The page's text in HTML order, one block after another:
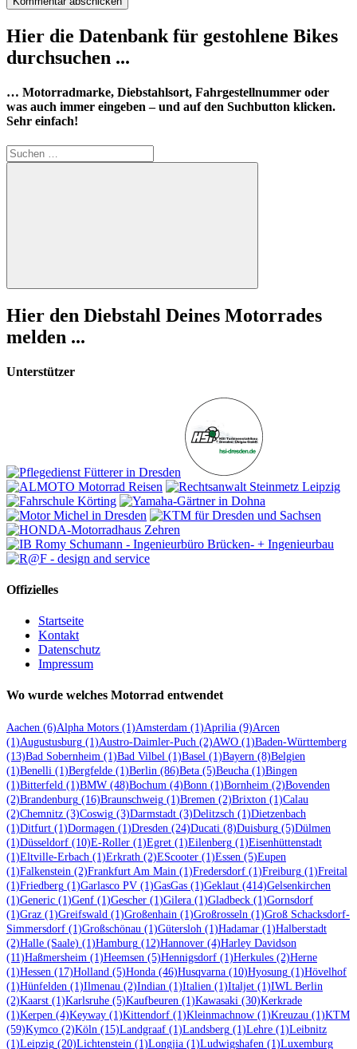
Hier die Datenbank für gestohlene Bikes
durchsuchen ...
… Motorradmarke, Diebstahlsort, Fahrgestellnummer oder
was auch immer eingeben – und auf den Suchbutton klicken.
Sehr einfach!
Suchen
nach:
Suchen
Hier den Diebstahl Deines Motorrades
melden ...
Unterstützer
Offizielles
Startseite
Kontakt
Datenschutz
Impressum
Wo wurde welches Motorrad entwendet
Aachen (6)Alpha Motors (1)Amsterdam (1)Aprilia (9)Arcen
(1)Augustusburg (1)Austro-Daimler-Puch (2)AWO (1)Baden-Württemberg
(13)Bad Sobernheim (1)Bad Vilbel (1)Basel (1)Bayern (8)Belgien
(1)Benelli (1)Bergfelde (1)Berlin (86)Beta (5)Beucha (1)Bingen
(1)Bitterfeld (1)BMW (48)Bochum (4)Bonn (1)Bornheim (2)Bovenden
(2)Brandenburg (16)Braunschweig (1)Bremen (2)Brixton (1)Calau
(2)Chemnitz (3)Coswig (3)Darmstadt (3)Delitzsch (1)Dietzenbach
(1)Ditfurt (1)Dormagen (1)Dresden (24)Ducati (8)Duisburg (5)Dülmen
(1)Düsseldorf (10)E-Roller (1)Egret (1)Eilenberg (1)Eisenhüttenstadt
(1)Eltville-Erbach (1)Erkrath (2)EScooter (1)Essen (5)Eupen
(1)Falkenstein (2)Frankfurt Am Main (1)Fredersdorf (1)Freiburg (1)Freital
(1)Friedberg (1)Garlasco PV (1)GasGas (1)Geklaut (414)Gelsenkirchen
(1)Generic (1)Genf (1)Gescher (1)Gilera (1)Gladbeck (1)Gornsdorf
(1)Graz (1)Greifswald (1)Großenhain (1)Großrosseln (1)Groß Schacksdorf-
Simmersdorf (1)Großschönau (1)Gütersloh (1)Hadamar (1)Halberstadt
(2)Halle (Saale) (1)Hamburg (12)Hannover (4)Harley Davidson
(11)Haßmersheim (1)Heemsen (5)Hennigsdorf (1)Herkules (2)Herne
(1)Hessen (17)Holland (5)Honda (46)Husqvarna (10)Hyosung (1)Hövelhof
(1)Hünfelden (1)Ilmenau (2)Indian (1)Italien (1)Italjet (1)IWL Berlin
(2)Kaarst (1)Karlsruhe (5)Kaufbeuren (1)Kawasaki (30)Kerkrade
(1)Kerpen (4)Keyway (1)Kittendorf (1)Kleinmachnow (1)Kreuzau (1)KTM
(59)Kymco (2)Köln (15)Landgraaf (1)Landsberg (1)Lehre (1)Leibnitz
(1)Leipzig (20)Lichtenstein (1)Longjia (1)Ludwigshafen (1)Luxemburg